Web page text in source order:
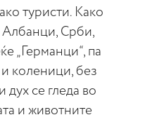
туристи. Како
Албанци, Срби,
„Германци“, па
коленици, без
дух се гледа во
и животните